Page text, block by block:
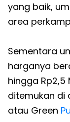
yang baik,
area
Sementara
harganya
hingga
ditemukan di
atau Green